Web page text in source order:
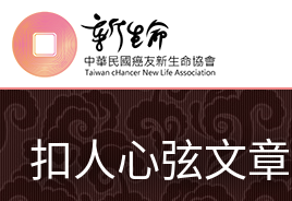
扣人心弦文章